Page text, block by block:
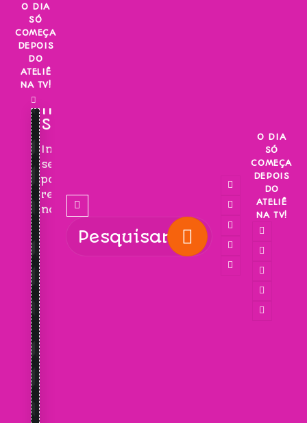
Skip
content
O DIA
SÓ
COMEÇA
DEPOIS
DO
ATELIÊ
NA TV!
INSCREVA-
SE!
Inscreva-
se
para
receber
novidades!
O DIA
SÓ
COMEÇA
DEPOIS
DO
ATELIÊ
NA TV!